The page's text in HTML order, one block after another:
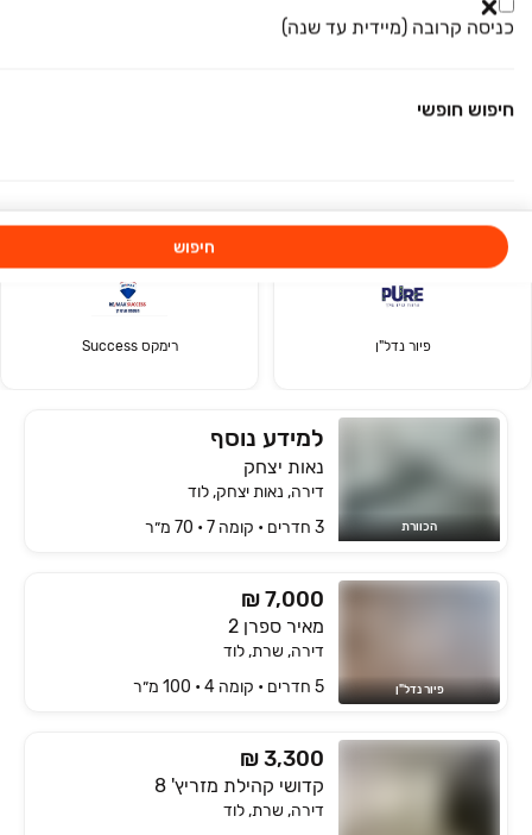
כניסה קרובה (מיידית עד שנה)
חיפוש חופשי
חיפוש
חבל לפספס
משרדי תיווך בלוד
פיור נדל"ן רימקס Success
הכוורת
למידע נוסף
נאות יצחק
דירה, נאות יצחק, לוד
3 חדרים • קומה ‎7‏ • 70 מ״ר
פיור נדל"ן
₪ 7,000
מאיר ספרן 2
דירה, שרת, לוד
5 חדרים • קומה ‎4‏ • 100 מ״ר
₪ 3,300
קדושי קהילת מזריץ' 8
דירה, שרת, לוד